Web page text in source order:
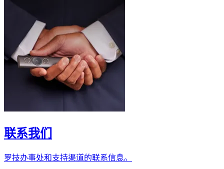
联系我们
罗技办事处和支持渠道的联系信息。